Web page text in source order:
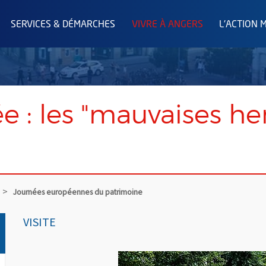
SERVICES & DÉMARCHES VIVRE À ANGERS L'ACTION
: les "mauvaises
Journées européennes du patrimoine
VISITE